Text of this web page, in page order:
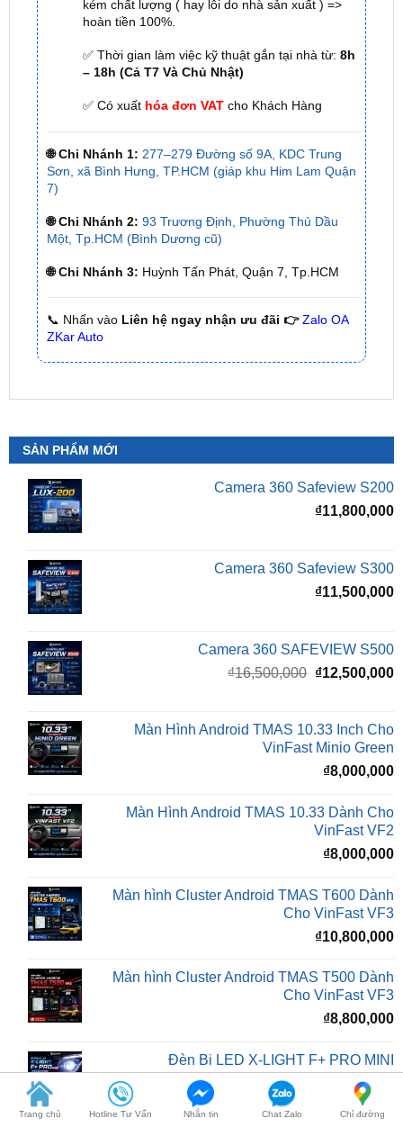
✅ Thời gian làm việc kỹ thuật gắn tại nhà từ:8h
– 18h (Cả T7 Và Chủ Nhật)
✅ Có xuấthóa đơn VATcho Khách Hàng
🌐 Chi Nhánh 1: 277–279 Đường số 9A, KDC Trung
🌐 Chi Nhánh 2: 93 Trương Định, Phường Thủ Dầu
Một, Tp.HCM (Bình Dương cũ)
🌐 Chi Nhánh 3: Huỳnh Tấn Phát, Quận 7, Tp.HCM
📞 Nhấn vàoLiên hệ ngay nhận ưu đãi 👉 Zalo OA
SẢN PHẨM MỚI
Camera 360 Safeview S200
₫11,800,000
Camera 360 Safeview S300
Camera 360 SAFEVIEW S500
gốc
₫16,500,000.
Màn Hình Android TMAS 10.33 Inch Cho
₫8,000,000
Màn Hình Android TMAS 10.33 Dành Cho
₫8,000,000
Màn hình Cluster Android TMAS T600 Dành
₫10,800,000
Màn hình Cluster Android TMAS T500 Dành
Cho VinFast VF3
₫8,800,000
Đèn Bi LED X-LIGHT F+ PRO MINI
BÀI VIẾT MỚI
Trang chủ Hotline Tư Vấn Nhắn tin Chat Zalo Chỉ đường